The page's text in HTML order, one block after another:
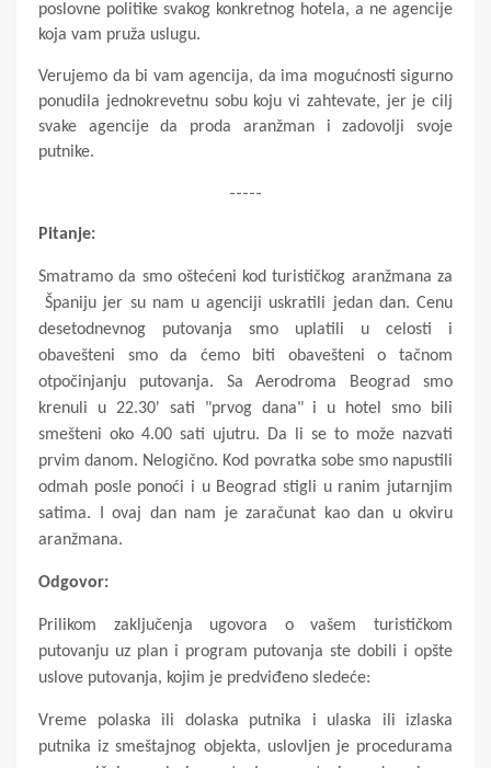
poslovne politike svakog konkretnog hotela, a ne agencije
koja vam pruža uslugu.
Verujemo da bi vam agencija, da ima mogućnosti sigurno
ponudila jednokrevetnu sobu koju vi zahtevate, jer je cilj
svake agencije da proda aranžman i zadovolji svoje
putnike.
-----
Pitanje:
Smatramo da smo oštećeni kod turističkog aranžmana za
Španiju jer su nam u agenciji uskratili jedan dan. Cenu
desetodnevnog putovanja smo uplatili u celosti i
obavešteni smo da ćemo biti obavešteni o tačnom
otpočinjanju putovanja. Sa Aerodroma Beograd smo
krenuli u 22.30' sati "prvog dana" i u hotel smo bili
smešteni oko 4.00 sati ujutru. Da li se to može nazvati
prvim danom. Nelogično. Kod povratka sobe smo napustili
odmah posle ponoći i u Beograd stigli u ranim jutarnjim
satima. I ovaj dan nam je zaračunat kao dan u okviru
aranžmana.
Odgovor:
Prilikom zaključenja ugovora o vašem turističkom
putovanju uz plan i program putovanja ste dobili i opšte
uslove putovanja, kojim je predviđeno sledeće:
Vreme polaska ili dolaska putnika i ulaska ili izlaska
putnika iz smeštajnog objekta, uslovljen je procedurama